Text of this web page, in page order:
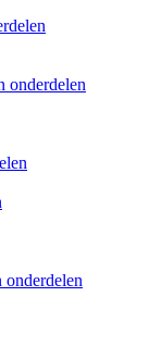
onderdelen
onderdelen